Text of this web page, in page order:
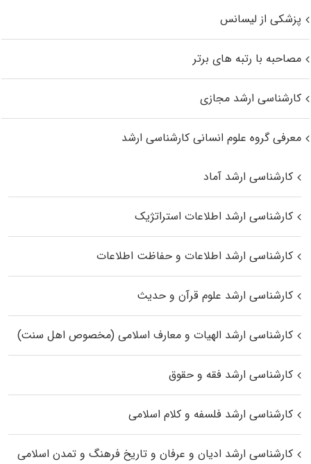
پزشکی از لیسانس
مصاحبه با رتبه های برتر
کارشناسی ارشد مجازی
معرفی گروه علوم انسانی کارشناسی ارشد
کارشناسی ارشد آماد
کارشناسی ارشد اطلاعات استراتژیک
کارشناسی ارشد اطلاعات و حفاظت اطلاعات
کارشناسی ارشد علوم قرآن و حدیث
کارشناسی ارشد الهیات و معارف اسلامی (مخصوص اهل سنت)
کارشناسی ارشد فقه و حقوق
کارشناسی ارشد فلسفه و کلام اسلامی
کارشناسی ارشد ادیان و عرفان و تاریخ فرهنگ و تمدن اسلامی